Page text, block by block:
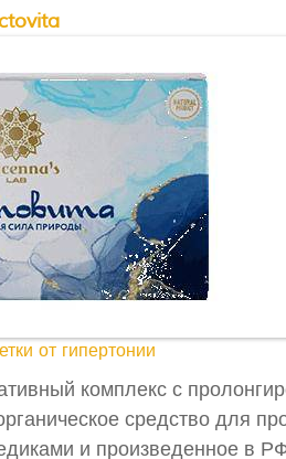
от гипертонии
комплекс с
средство для
и произведенное в